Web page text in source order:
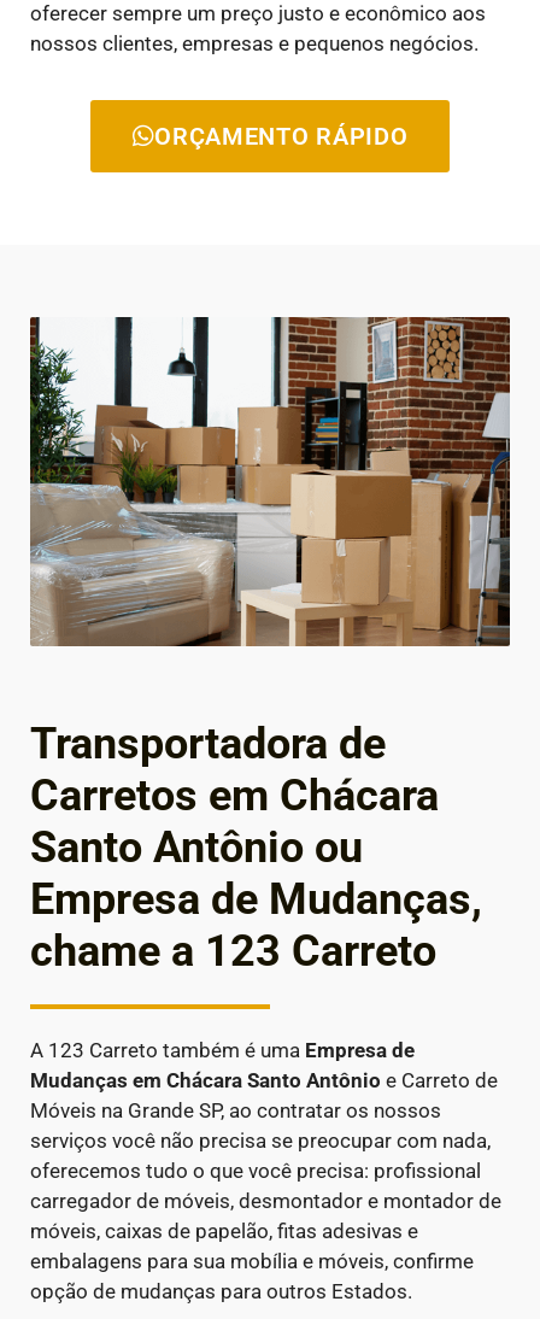
oferecer sempre um preço justo e econômico aos
nossos clientes, empresas e pequenos negócios.
ORÇAMENTO RÁPIDO
Transportadora de
Carretos em Chácara
Santo Antônio ou
Empresa de Mudanças,
chame a 123 Carreto
A 123 Carreto também é uma Empresa de
Mudanças em Chácara Santo Antônio e Carreto de
Móveis na Grande SP, ao contratar os nossos
serviços você não precisa se preocupar com nada,
oferecemos tudo o que você precisa: profissional
carregador de móveis, desmontador e montador de
móveis, caixas de papelão, fitas adesivas e
embalagens para sua mobília e móveis, confirme
opção de mudanças para outros Estados.